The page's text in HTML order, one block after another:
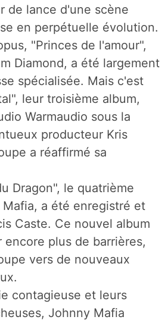
de lance d'une scène
en perpétuelle évolution.
"Princes de l'amour",
Diamond, a été largement
spécialisée. Mais c'est
leur troisième album,
Warmaudio sous la
producteur Kris
a réaffirmé sa
Dragon", le quatrième
a été enregistré et
Caste. Ce nouvel album
encore plus de barrières,
vers de nouveaux
contagieuse et leurs
Johnny Mafia